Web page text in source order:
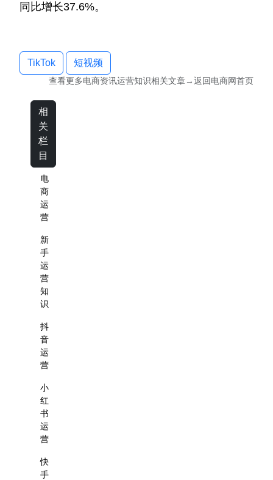
同比增长37.6%。
TikTok 短视频
查看更多电商资讯运营知识相关文章→返回电商网首页
相
关
栏
目
电
商
运
营
新
手
运
营
知
识
抖
音
运
营
小
红
书
运
营
快
手